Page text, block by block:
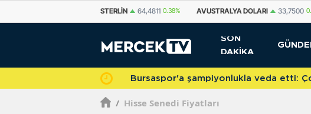
AVUSTRALYA DOLARI 33,7500 0.69% KANADA DOLARI
SON
DAKİKA
Bursaspor'a şampiyonlukla veda etti:
/ Hisse Senedi Fiyatları